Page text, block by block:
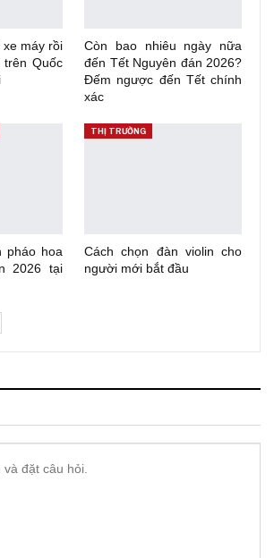
xe máy rồi
trên Quốc
Còn bao nhiêu ngày nữa
đến Tết Nguyên đán 2026?
Đếm ngược đến Tết chính
xác
pháo hoa
2026 tại
THỊ TRƯỜNG
Cách chọn đàn violin cho
người mới bắt đầu